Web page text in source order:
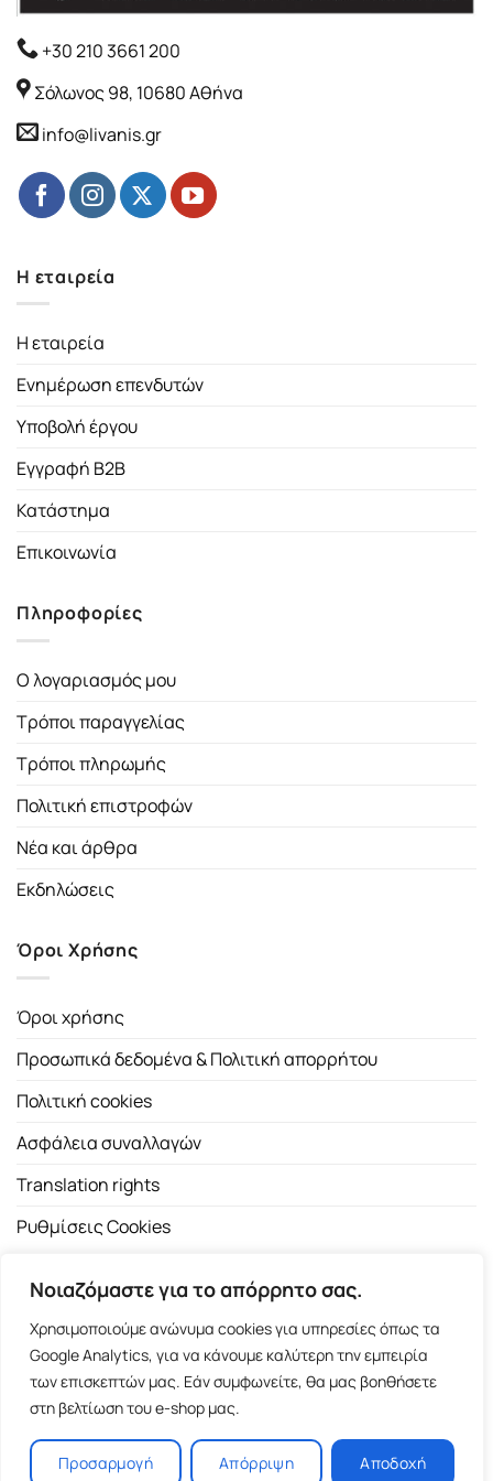
Νοιαζόμαστε για το απόρρητο σας.
Χρησιμοποιούμε ανώνυμα cookies για υπηρεσίες όπως τα
Google Analytics, για να κάνουμε καλύτερη την εμπειρία
των επισκεπτών μας. Εάν συμφωνείτε, θα μας βοηθήσετε
στη βελτίωση του e-shop μας.
Προσαρμογή Απόρριψη Αποδοχή
+30 210 3661 200
Σόλωνος 98, 10680 Αθήνα
info@livanis.gr
Η εταιρεία
Η εταιρεία
Ενημέρωση επενδυτών
Υποβολή έργου
Εγγραφή B2B
Κατάστημα
Επικοινωνία
Πληροφορίες
Ο λογαριασμός μου
Τρόποι παραγγελίας
Τρόποι πληρωμής
Πολιτική επιστροφών
Νέα και άρθρα
Εκδηλώσεις
Όροι Χρήσης
Όροι χρήσης
Προσωπικά δεδομένα & Πολιτική απορρήτου
Πολιτική cookies
Ασφάλεια συναλλαγών
Translation rights
Ρυθμίσεις Cookies
Copyright 2026 ©Εκδοτικός Οίκος Α.Α. Λιβάνη| All rights
reserved.
Σόλωνος 98, 10680 Αθήνα | Τ:2103661200- F: 2103617791